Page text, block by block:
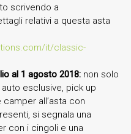
scrivendo a
relativi a questa asta
it/classic-
al 1 agosto 2018: non solo
esclusive, pick up
all’asta con
si segnala una
con i cingoli e una